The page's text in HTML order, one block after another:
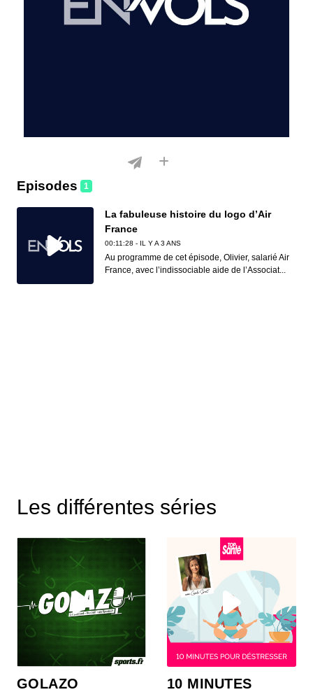
Episodes 1
La fabuleuse histoire du logo d’Air
France
00:11:28 - IL Y A 3 ANS
Au programme de cet épisode, Olivier, salarié Air
France, avec l’indissociable aide de l’Associat...
Les différentes séries
GOLAZO
10 MINUTES